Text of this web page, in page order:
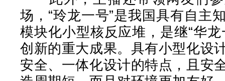
场，“玲龙一号”是我国具有自主
模块化小型核反应堆，是继“华
创新的重大成果。具有小型化设
安全、一体化设计的特点，且安